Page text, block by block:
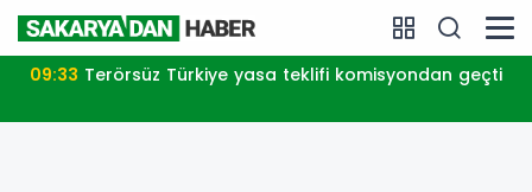
09:33 Terörsüz Türkiye yasa teklifi komisyondan geçti